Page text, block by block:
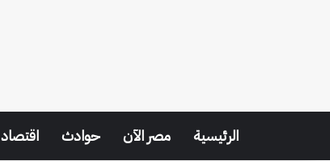
الرئيسية مصر الآن حوادث اقتصاد